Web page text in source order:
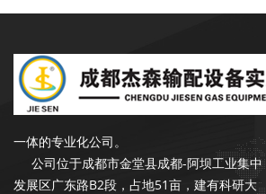
成都杰森成立于2002年9月，注册资本
3500万元，是一家专注于石油、天然气行业
输配产品的开发、设计、生产、销售和服务于
一体的专业化公司。
公司位于成都市金堂县成都-阿坝工业集中
发展区广东路B2段，占地51亩，建有科研大